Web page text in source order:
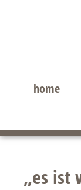
home
„es ist